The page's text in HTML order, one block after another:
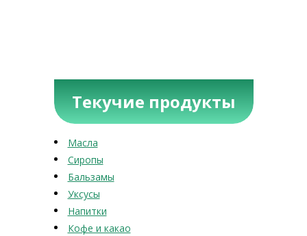
Текучие продукты
Масла
Сиропы
Бальзамы
Уксусы
Напитки
Кофе и какао